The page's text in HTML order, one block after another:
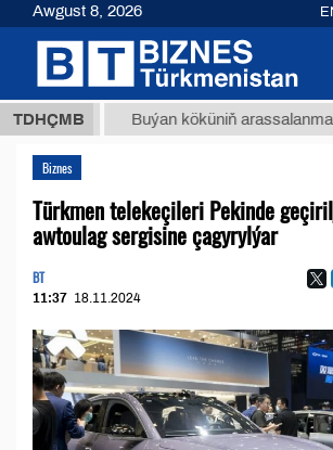
TDHÇMBBuýan köküniň arassalanmadyk
Biznes
Türkmen telekeçileri Pekinde
awtoulag sergisine çagyrylýar
BT
11:37 18.11.2024
Awgust 8, 2026